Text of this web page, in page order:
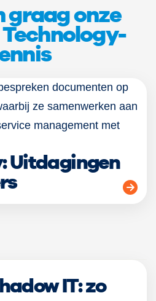
graag onze
Uitdagingen
IT: zo